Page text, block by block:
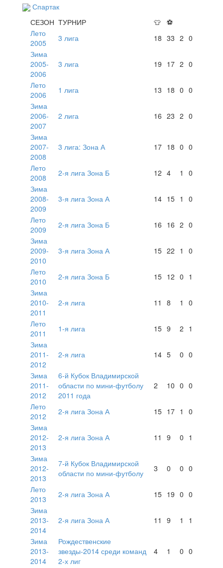
Спартак
СЕЗОН ТУРНИР 👕 ⚽
Лето
2005
3 лига 18 33 2 0
Зима
2005-
2006
3 лига 19 17 2 0
Лето
2006
1 лига 13 18 0 0
Зима
2006-
2007
2 лига 16 23 2 0
Зима
2007-
2008
3 лига: Зона А 17 18 0 0
Лето
2008
2-я лига Зона Б 12 4 1
0
Зима
2008-
2009
3-я лига Зона А 14 15 1 0
Лето
2009
2-я лига Зона Б 16 16 2 0
Зима
2009-
2010
3-я лига Зона А 15 22 1 0
Лето
2010
2-я лига Зона Б 15 12 0 1
Зима
2010-
2011
2-я лига 11 8 1 0
Лето
2011
1-я лига 15 9 2 1
Зима
2011-
2012
2-я лига 14 5 0 0
Зима
2011-
2012
6-й Кубок Владимирской
области по мини-футболу
2011 года
2 10 0 0
Лето
2012
2-я лига Зона А 15 17 1
0
Зима
2012-
2013
2-я лига Зона А 11 9 0 1
Зима
2012-
2013
7-й Кубок Владимирской
области по мини-футболу
3 0 0 0
Лето
2013
2-я лига Зона А 15 19 0 0
Зима
2013-
2014
2-я лига Зона А 11 9 1 1
Зима
2013-
2014
Рождественские
звезды-2014 среди команд
2-х лиг
4 1 0 0